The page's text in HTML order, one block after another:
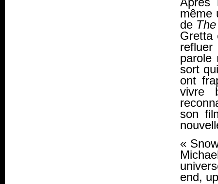
même
de
Gretta
refluer
parole
sort
ont
vivre
son
«
end,